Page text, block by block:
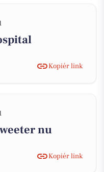
Kopiér link
nu
Kopiér link